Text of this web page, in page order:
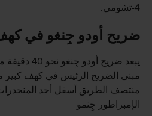
4-تشومي.
ضريح أودو جِنغو في
يبعد ضريح
مبنى الضريح الرئيس في كهف كبير
منتصف الطريق أسفل أحد
الإمبراطور جِنمو